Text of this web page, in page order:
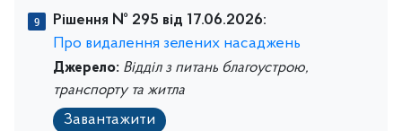
Рішення № 295 від 17.06.2026:
Про видалення зелених насаджень
Джерело: Відділ з питань благоустрою,
транспорту та житла
Завантажити